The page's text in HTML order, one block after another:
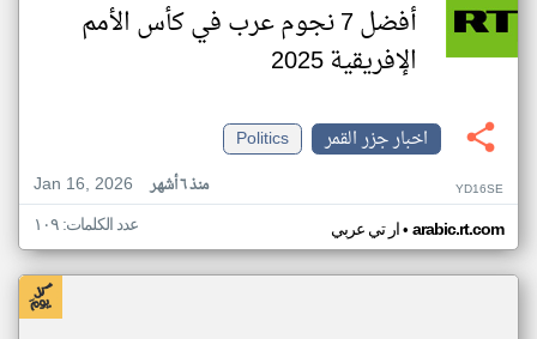
أفضل 7 نجوم عرب في كأس الأمم
الإفريقية 2025
اخبار جزر القمر
Politics
Jan 16, 2026
منذ ٦ أشهر YD16SE
ار تي عربي• arabic.rt.com عدد الكلمات: ١٠٩